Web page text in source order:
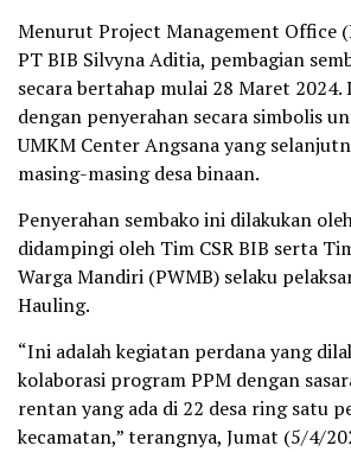
Menurut Project Management Office
PT BIB Silvyna Aditia, pembagian
secara bertahap mulai 28 Maret 2024.
dengan penyerahan secara simbolis
UMKM Center Angsana yang
masing-masing desa binaan.
Penyerahan sembako ini dilakukan
didampingi oleh Tim CSR BIB serta
Warga Mandiri (PWMB) selaku
Hauling.
“Ini adalah kegiatan perdana yang
kolaborasi program PPM dengan
rentan yang ada di 22 desa ring satu
kecamatan,” terangnya, Jumat (5/4/